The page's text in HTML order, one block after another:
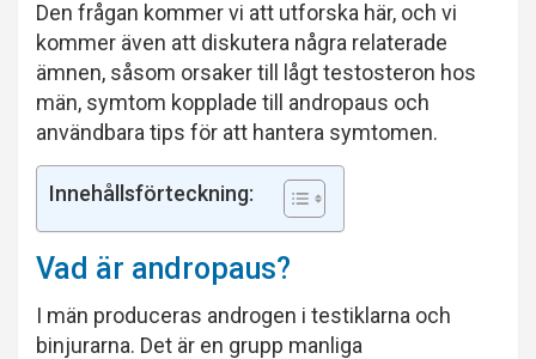
Den frågan kommer vi att utforska här, och vi
kommer även att diskutera några relaterade
ämnen, såsom orsaker till lågt testosteron hos
män, symtom kopplade till andropaus och
användbara tips för att hantera symtomen.
Innehållsförteckning:
Vad är andropaus?
I män produceras androgen i testiklarna och
binjurarna. Det är en grupp manliga